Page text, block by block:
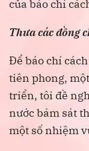
của báo chí
Thưa các đồng
Để báo chí
tiên phong,
triển, tôi đề
nước bám sát
một số nhiệm